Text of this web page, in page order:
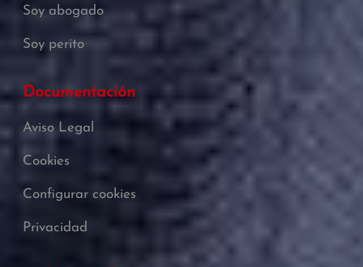
Soy abogado
Soy perito
Documentación
Aviso Legal
Cookies
Configurar cookies
Privacidad